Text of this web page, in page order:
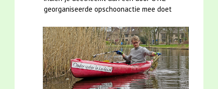
georganiseerde opschoonactie mee doet